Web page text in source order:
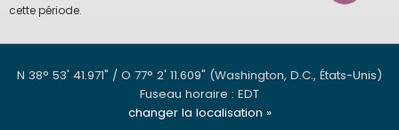
cette période.
N 38° 53' 41.971" / O 77° 2' 11.609" (Washington, D.C., États-Unis)
Fuseau horaire : EDT
changer la localisation »